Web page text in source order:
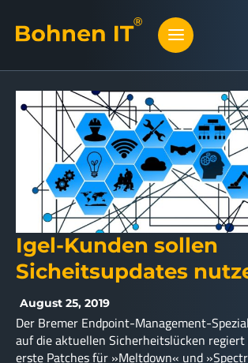
Igel-Kunden sollen
Sicheitsupdates
August 25, 2019
Der Bremer Endpoint-Management-
auf die aktuellen Sicherheitslücken
erste Patches für »Meltdown« und